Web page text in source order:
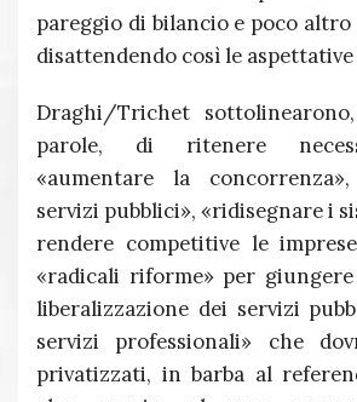
pareggio di bilancio e poco
disattendendo così le aspettative
Draghi/Trichet
parole, di ritenere
«aumentare la
servizi pubblici», «ridisegnare i
rendere competitive le
«radicali riforme» per
liberalizzazione dei servizi
servizi professionali» che
privatizzati, in barba al